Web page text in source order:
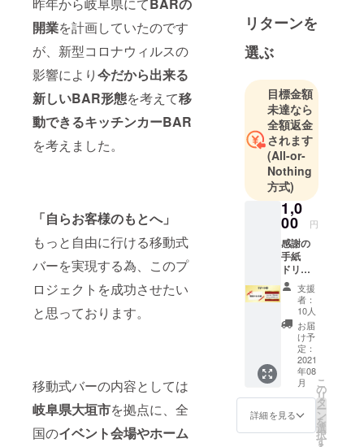
昨年から岐阜県にてBARの
開業を計画していたのです
が、新型コロナウィルスの
影響により今だから出来る
新しいBAR形態を考えて移
動できるキッチンカーBAR
を考えました。
「自らお客様のもとへ」
もっと自由に行ける移動式
バーを実現する為、このプ
ロジェクトを成功させたい
と思っております。
移動式バーの内容としては
岐阜県大垣市を拠点に、全
国のイベント会場やホーム
ビスについ
て学び
卒業後、名
古屋市内の
一流ホテル
でバーテン
ダーとして4
年間実務経
験を積みな
がら
カクテルコ
ンテストな
どに数多く
出場し、カ
クテル作成
や立ち振る
舞いの技術
に磨きをか
け
現在、岐阜
市内のダイ
リターンを
選ぶ
目標金額
未達なら
全額返金
されます
(All-or-
Nothing
方式)
1,0
00 円
感謝の
手紙
ドリン
クチ
ケット
１枚
【心を
込めた
感謝の
手紙
と、ド
リンク
チケッ
トを郵
送いた
しま
支援
者：
10人
お届
け予
定：
2021
年08
月
詳細を見る
こ
の
リ
タ
ー
ン
を
選
択
す